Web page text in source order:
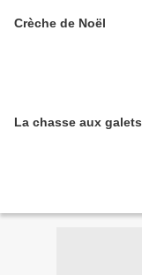
Crèche de Noël
La chasse aux galets